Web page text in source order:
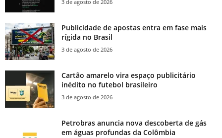
3 de agosto de 2026
Publicidade de apostas entra em fase mais
rígida no Brasil
3 de agosto de 2026
Cartão amarelo vira espaço publicitário
inédito no futebol brasileiro
3 de agosto de 2026
Petrobras anuncia nova descoberta de gás
em águas profundas da Colômbia